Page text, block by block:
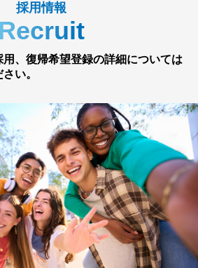
採用情報
Recruit
、復帰希望登録の詳細については
い。